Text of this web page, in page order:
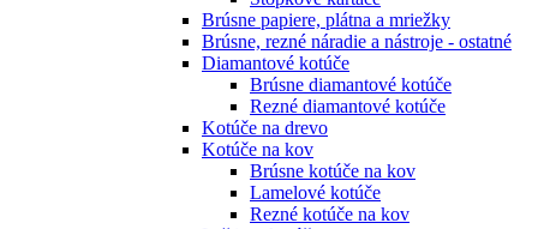
Brúsne papiere, plátna a mriežky
Brúsne, rezné náradie a nástroje - ostatné
Diamantové kotúče
Brúsne diamantové kotúče
Rezné diamantové kotúče
Kotúče na drevo
Kotúče na kov
Brúsne kotúče na kov
Lamelové kotúče
Rezné kotúče na kov